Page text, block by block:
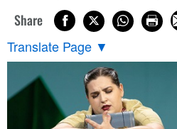
Share
Translate Page ▼